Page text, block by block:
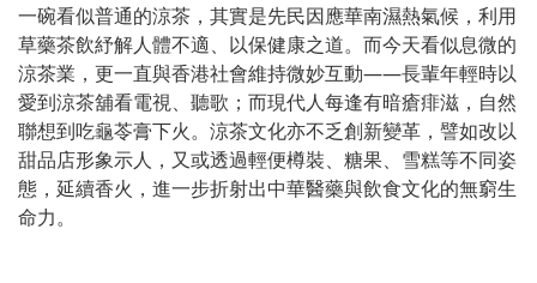
一碗看似普通的涼茶，其實是先民因應華南濕熱氣候，利用
草藥茶飲紓解人體不適、以保健康之道。而今天看似息微的
涼茶業，更一直與香港社會維持微妙互動——長輩年輕時以
愛到涼茶舖看電視、聽歌；而現代人每逢有暗瘡痱滋，自然
聯想到吃龜苓膏下火。涼茶文化亦不乏創新變革，譬如改以
甜品店形象示人，又或透過輕便樽裝、糖果、雪糕等不同姿
態，延續香火，進一步折射出中華醫藥與飲食文化的無窮生
命力。